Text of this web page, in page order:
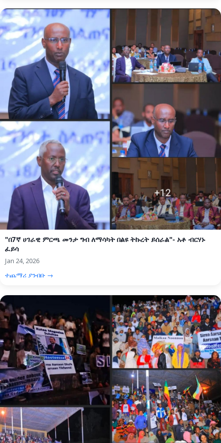
"በ7ኛ ሀገራዊ ምርጫ መንታ ግብ ለማሳካት በልዩ ትኩረት ይሰራል"- አቶ ብርሃኑ
ፈይሳ
Jan 24, 2026
ተጨማሪ ያንብቡ →